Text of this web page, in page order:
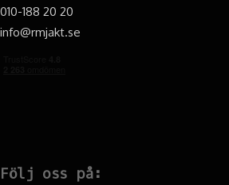
010-188 20 20
info@rmjakt.se
Följ oss på: